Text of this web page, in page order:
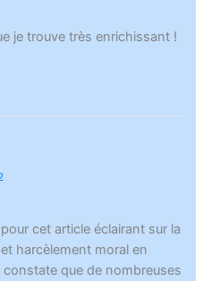
je trouve très enrichissant !
cet article éclairant sur la
harcèlement moral en
que de nombreuses